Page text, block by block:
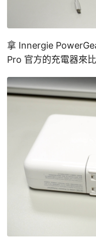
拿 Innergie
Pro 官方的充電器來